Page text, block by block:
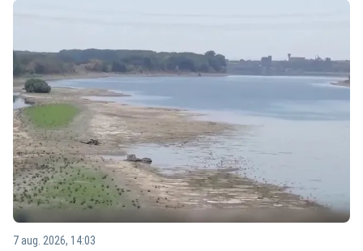
7 aug. 2026, 14:03